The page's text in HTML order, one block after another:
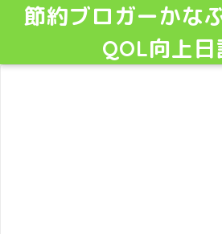
節約ブロガーかな
QOL向上日